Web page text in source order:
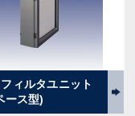
ィルタユニット
ース型)